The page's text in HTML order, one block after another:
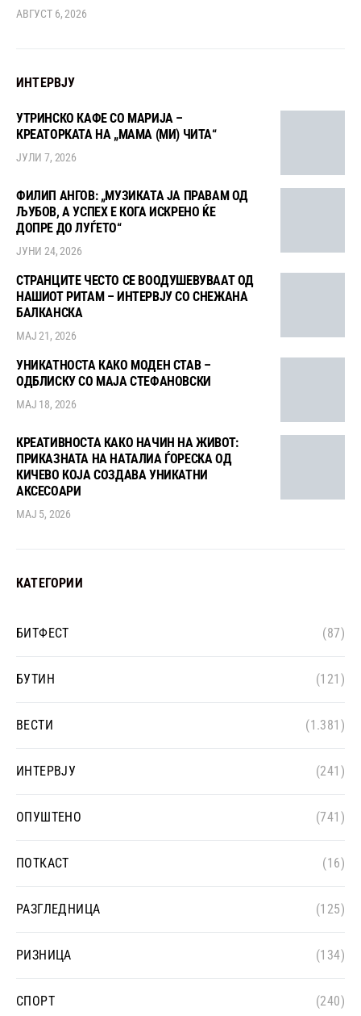
АВГУСТ 6, 2026
ИНТЕРВЈУ
УТРИНСКО КАФЕ СО МАРИЈА –
КРЕАТОРКАТА НА „МАМА (МИ) ЧИТА“
ЈУЛИ 7, 2026
ФИЛИП АНГОВ: „МУЗИКАТА ЈА ПРАВАМ ОД
ЉУБОВ, А УСПЕХ Е КОГА ИСКРЕНО ЌЕ
ДОПРЕ ДО ЛУЃЕТО“
ЈУНИ 24, 2026
СТРАНЦИТЕ ЧЕСТО СЕ ВООДУШЕВУВААТ ОД
НАШИОТ РИТАМ – ИНТЕРВЈУ СО СНЕЖАНА
БАЛКАНСКА
МАЈ 21, 2026
УНИКАТНОСТА КАКО МОДЕН СТАВ –
ОДБЛИСКУ СО МАЈА СТЕФАНОВСКИ
МАЈ 18, 2026
КРЕАТИВНОСТА КАКО НАЧИН НА ЖИВОТ:
ПРИКАЗНАТА НА НАТАЛИА ЃОРЕСКА ОД
КИЧЕВО КОЈА СОЗДАВА УНИКАТНИ
АКСЕСОАРИ
МАЈ 5, 2026
КАТЕГОРИИ
БИТФЕСТ (87)
БУТИН (121)
ВЕСТИ (1.381)
ИНТЕРВЈУ (241)
ОПУШТЕНО (741)
ПОТКАСТ (16)
РАЗГЛЕДНИЦА (125)
РИЗНИЦА (134)
СПОРТ (240)